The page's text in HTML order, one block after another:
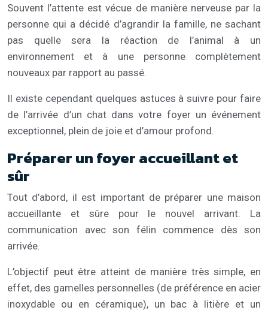
Souvent l’attente est vécue de manière nerveuse par la
personne qui a décidé d’agrandir la famille, ne sachant
pas quelle sera la réaction de l’animal à un
environnement et à une personne complètement
nouveaux par rapport au passé.
Il existe cependant quelques astuces à suivre pour faire
de l’arrivée d’un chat dans votre foyer un événement
exceptionnel, plein de joie et d’amour profond.
Préparer un foyer accueillant et
sûr
Tout d’abord, il est important de préparer une maison
accueillante et sûre pour le nouvel arrivant. La
communication avec son félin commence dès son
arrivée.
L’objectif peut être atteint de manière très simple, en
effet, des gamelles personnelles (de préférence en acier
inoxydable ou en céramique), un bac à litière et un